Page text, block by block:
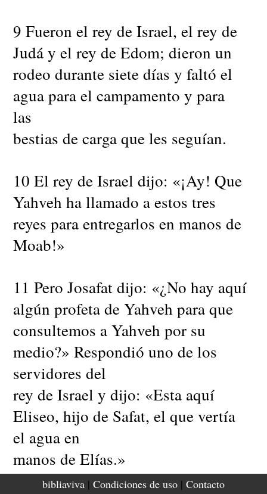
9 Fueron el rey de Israel, el rey de
Judá y el rey de Edom; dieron un
rodeo durante siete días y faltó el
agua para el campamento y para
las
bestias de carga que les seguían.
10 El rey de Israel dijo: «¡Ay! Que
Yahveh ha llamado a estos tres
reyes para entregarlos en manos de
Moab!»
11 Pero Josafat dijo: «¿No hay aquí
algún profeta de Yahveh para que
consultemos a Yahveh por su
medio?» Respondió uno de los
servidores del
rey de Israel y dijo: «Esta aquí
Eliseo, hijo de Safat, el que vertía
el agua en
manos de Elías.»
bibliaviva | Condiciones de uso | Contacto